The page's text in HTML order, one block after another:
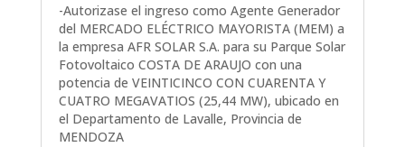
-Autorizase el ingreso como Agente Generador
del MERCADO ELÉCTRICO MAYORISTA (MEM) a
la empresa AFR SOLAR S.A. para su Parque Solar
Fotovoltaico COSTA DE ARAUJO con una
potencia de VEINTICINCO CON CUARENTA Y
CUATRO MEGAVATIOS (25,44 MW), ubicado en
el Departamento de Lavalle, Provincia de
MENDOZA